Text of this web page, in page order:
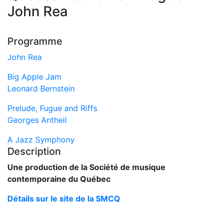
John Rea
Programme
John Rea
Big Apple Jam
Leonard Bernstein
Prelude, Fugue and Riffs
Georges Antheil
A Jazz Symphony
Description
Une production de la Société de musique
contemporaine du Québec
Détails sur le site de la SMCQ